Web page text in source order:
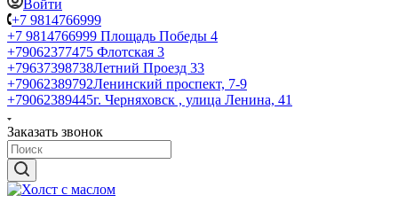
Войти
+7 9814766999
+7 9814766999 Площадь Победы 4
+79062377475 Флотская 3
+79637398738Летний Проезд 33
+79062389792Ленинский проспект, 7-9
+79062389445г. Черняховск , улица Ленина, 41
Заказать звонок